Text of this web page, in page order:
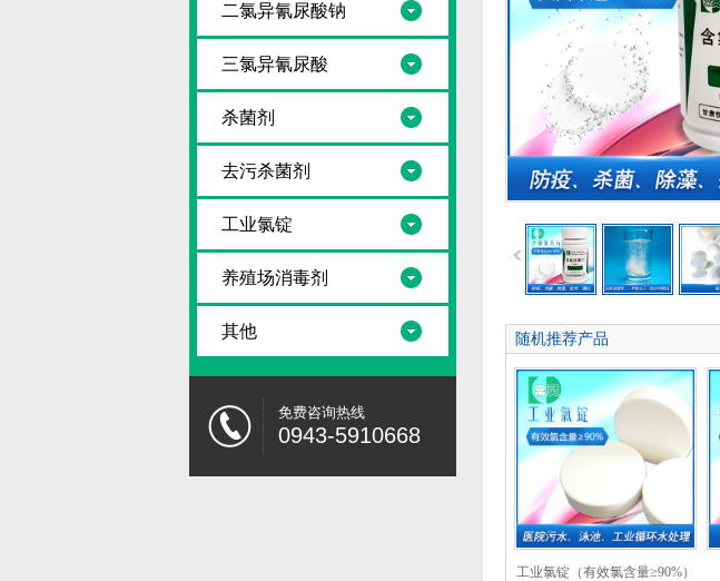
二氯异氰尿酸钠
三氯异氰尿酸
杀菌剂
去污杀菌剂
工业氯锭
养殖场消毒剂
其他
免费咨询热线
0943-5910668
随机推荐产品
工业氯锭（有效氯含量≥90%）